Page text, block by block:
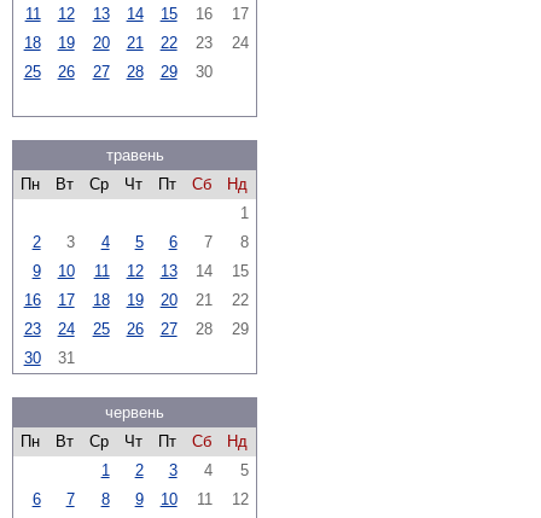
11
12 13 14 15 16
17
18
19 20 21 22 23
24
25
26 27 28 29 30
травень
Пн
Вт Ср Чт Пт Сб
Нд
1
2
3 4 5 6 7
8
9
10 11 12 13 14
15
16
17 18 19 20 21
22
23
24 25 26 27 28
29
30
31
червень
Пн
Вт Ср Чт Пт Сб
Нд
1
2 3 4
5
6
7 8 9 10 11
12